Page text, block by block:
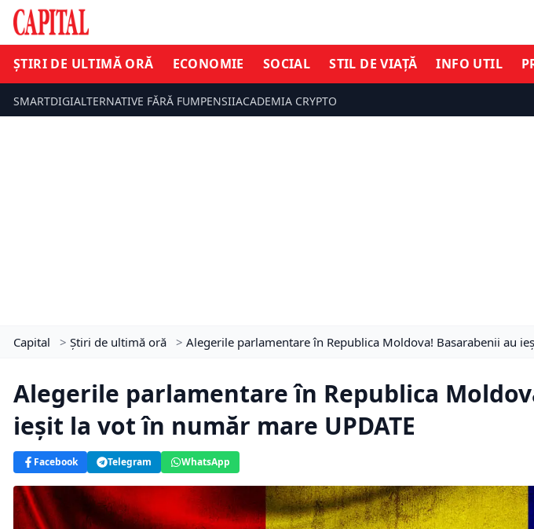
ȘTIRI DE ULTIMĂ ORĂ ECONOMIE SOCIAL STIL DE VIAȚĂ INFO UTIL
SMARTDIGIALTERNATIVE FĂRĂ FUMPENSIIACADEMIA CRYPTO
Capital > Știri de ultimă oră > Alegerile parlamentare în Republica Moldova! Basarabenii au
Alegerile parlamentare în Republica
ieșit la vot în număr mare UPDATE
Facebook Telegram WhatsApp